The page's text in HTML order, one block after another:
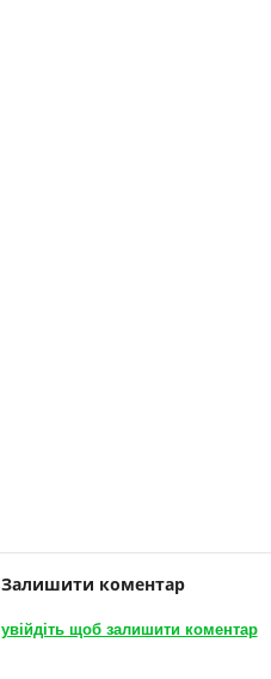
Залишити коментар
увійдіть щоб залишити коментар